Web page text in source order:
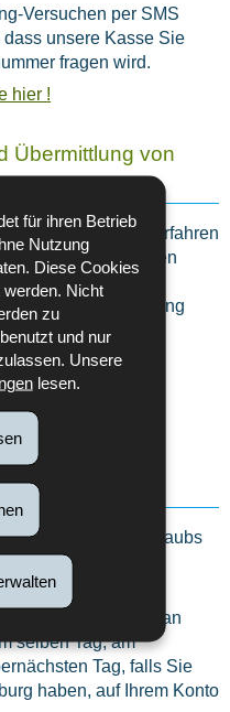
für ihren Betrieb
Nutzung
Diese Cookies
werden. Nicht
zu
und nur
Unsere
lesen.
Versuchen per SMS
unsere Kasse Sie
fragen wird.
hier !
Übermittlung von
Verwaltungsverfahren
eines ersten
Aktivierung des
Ihrer Bankverbindung
Dokumente.
finden Sie hier.
bitte hier klicken
und des Elternurlaubs
(Überblick der
je nachdem an
selben Tag, am
Tag, falls Sie
haben, auf Ihrem Konto